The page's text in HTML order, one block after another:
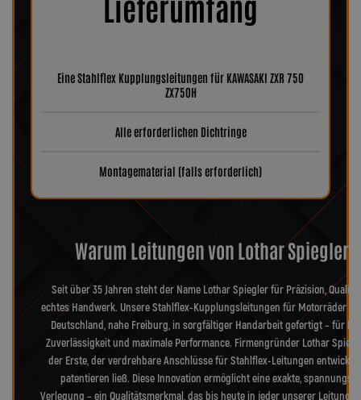
Lieferumfang
Eine Stahlflex Kupplungsleitungen für KAWASAKI ZXR 750
ZX750H
Alle erforderlichen Dichtringe
Montagematerial (falls erforderlich)
Warum Leitungen von Lothar Spiegler?
Seit über 35 Jahren steht der Name Lothar Spiegler für Präzision,
echtes Handwerk. Unsere Stahlflex-Kupplungsleitungen für Motorräder
Deutschland, nahe Freiburg, in sorgfältiger Handarbeit gefertigt – für
Zuverlässigkeit und maximale Performance. Firmengründer Lothar
der Erste, der verdrehbare Anschlüsse für Stahlflex-Leitungen
patentieren ließ. Diese Innovation ermöglicht eine exakte,
Verlegung – ein Qualitätsmerkmal, das bis heute in jeder unserer